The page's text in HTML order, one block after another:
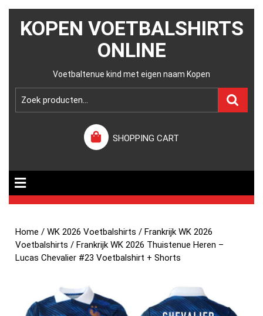
KOPEN VOETBALSHIRTS
ONLINE
Voetbaltenue kind met eigen naam Kopen
SHOPPING CART
Home /WK 2026 Voetbalshirts /Frankrijk WK 2026
Voetbalshirts / Frankrijk WK 2026 Thuistenue Heren –
Lucas Chevalier #23 Voetbalshirt + Shorts